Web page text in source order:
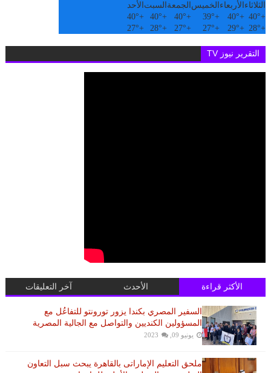
الثلاثاء الأربعاء الخميس الجمعة السبت الأحد
+
40°
+
40°
+
39°
+
40°
+
40°
+
40°
+
28°
+
29°
+
27°
+
27°
+
28°
+
27°
التقرير نيوز TV
الأكثر قراءة الأحدث آخر التعليقات
السفير المصري بكندا يزور تورونتو للتفاعُل مع
المسؤولين الكنديين والتواصل مع الجالية المصرية
يونيو 09, 2023
ملحق التعليم الإماراتى بالقاهرة يبحث سبل التعاون